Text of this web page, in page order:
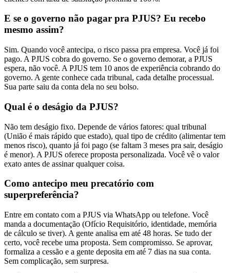
E se o governo não pagar pra PJUS? Eu recebo
mesmo assim?
Sim. Quando você antecipa, o risco passa pra empresa. Você já foi
pago. A PJUS cobra do governo. Se o governo demorar, a PJUS
espera, não você. A PJUS tem 10 anos de experiência cobrando do
governo. A gente conhece cada tribunal, cada detalhe processual.
Sua parte saiu da conta dela no seu bolso.
Qual é o deságio da PJUS?
Não tem deságio fixo. Depende de vários fatores: qual tribunal
(União é mais rápido que estado), qual tipo de crédito (alimentar tem
menos risco), quanto já foi pago (se faltam 3 meses pra sair, deságio
é menor). A PJUS oferece proposta personalizada. Você vê o valor
exato antes de assinar qualquer coisa.
Como antecipo meu precatório com
superpreferência?
Entre em contato com a PJUS via WhatsApp ou telefone. Você
manda a documentação (Ofício Requisitório, identidade, memória
de cálculo se tiver). A gente analisa em até 48 horas. Se tudo der
certo, você recebe uma proposta. Sem compromisso. Se aprovar,
formaliza a cessão e a gente deposita em até 7 dias na sua conta.
Sem complicação, sem surpresa.